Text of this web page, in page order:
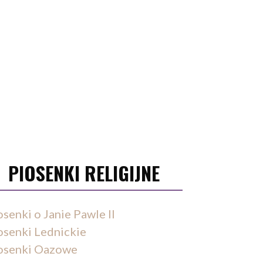
PIOSENKI RELIGIJNE
o Janie Pawle II
Lednickie
Oazowe